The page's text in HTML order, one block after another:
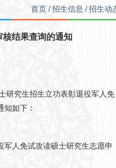
首页 /招生信息 /招生动
结果查询的通知
究生招生立功表彰退役军人免
如下：
人免试攻读硕士研究生志愿申